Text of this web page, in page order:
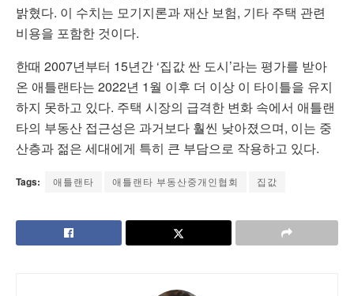
밝혔다. 이 수치는 모기지론과 재산 보험, 기타 주택 관련
비용을 포함한 것이다.
한때 2007년부터 15년간 ‘집값 싼 도시’라는 평가를 받아
온 애틀랜타는 2022년 1월 이후 더 이상 이 타이틀을 유지
하지 못하고 있다. 주택 시장의 급격한 변화 속에서 애틀랜
타의 부동산 접근성은 과거보다 훨씬 낮아졌으며, 이는 중
산층과 젊은 세대에게 특히 큰 부담으로 작용하고 있다.
Tags: 애틀랜타 애틀랜타 부동산중개인협회 집값